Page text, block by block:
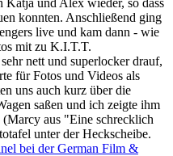
konnten. Anschließend ging
live und kam dann - wie
mit zu K.I.T.T.
nett und superlocker drauf,
für Fotos und Videos als
uns auch kurz über die
saßen und ich zeigte ihm
aus "Eine schrecklich
unter der Heckscheibe.
bei der German Film &